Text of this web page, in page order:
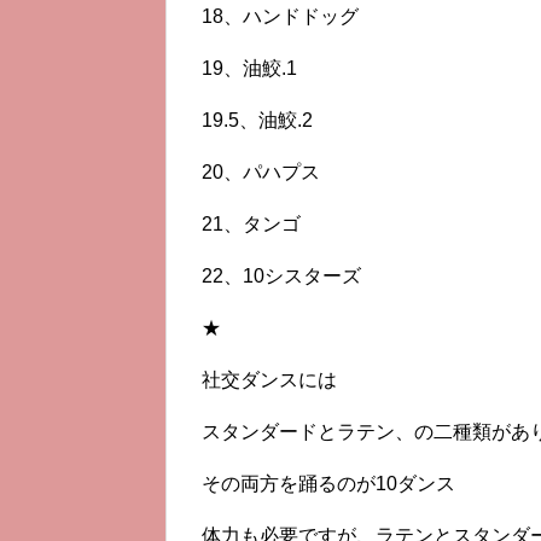
18、ハンドドッグ
19、油鮫.1
19.5、油鮫.2
20、パハプス
21、タンゴ
22、10シスターズ
★
社交ダンスには
スタンダードとラテン、の二種類があ
その両方を踊るのが10ダンス
体力も必要ですが、ラテンとスタンダ